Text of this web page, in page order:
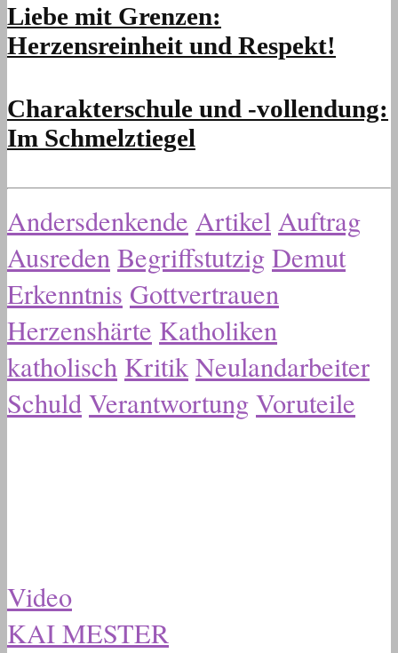
Liebe mit Grenzen:
Herzensreinheit und Respekt!
Charakterschule und -vollendung:
Im Schmelztiegel
Andersdenkende ArtikelAuftrag
AusredenBegriffstutzigDemut
Erkenntnis Gottvertrauen
Herzenshärte Katholiken
katholisch KritikNeulandarbeiter
SchuldVerantwortungVoruteile
Video
KAI MESTER